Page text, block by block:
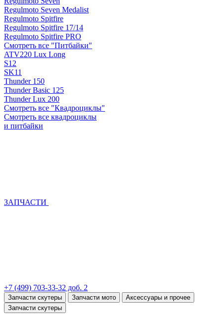
Regulmoto Seven Medalist
Regulmoto Spitfire
Regulmoto Spitfire 17/14
Regulmoto Spitfire PRO
Смотреть все "Питбайки"
ATV220 Lux Long
S12
SK11
Thunder 150
Thunder Basic 125
Thunder Lux 200
Смотреть все "Квадроциклы"
Смотреть все квадроциклы
и питбайки
ЗАПЧАСТИ
+7 (499) 703-33-32 доб. 2
Запчасти скутеры Запчасти мото
Аксессуары и прочее
Запчасти скутеры